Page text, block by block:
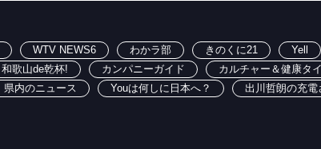
WTV NEWS6 わかラ部 きのくに21 Yell
和歌山de乾杯! カンパニーガイド カルチャー＆健康タ
県内のニュース Youは何しに日本へ？
出川哲朗の充電